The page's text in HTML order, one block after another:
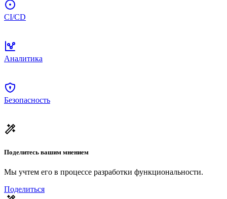
CI/CD
Аналитика
Безопасность
Поделитесь вашим мнением
Мы учтем его в процессе разработки функциональности.
Поделиться